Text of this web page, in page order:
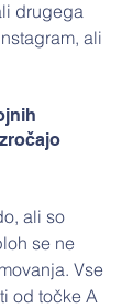
drugega
ali
ali so
se ne
Vse
od točke A